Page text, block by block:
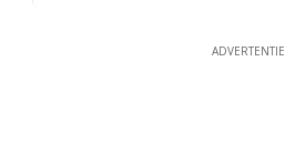
ADVERTENTIE